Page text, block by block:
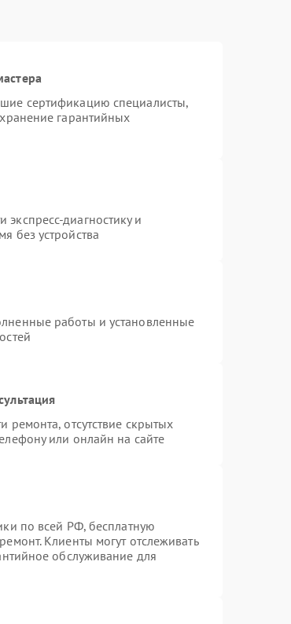
сертификацию специалисты,
гарантийных
диагностику и
без устройства
работы и установленные
ремонта, отсутствие скрытых
или онлайн на сайте
по всей РФ, бесплатную
Клиенты могут отслеживать
обслуживание для